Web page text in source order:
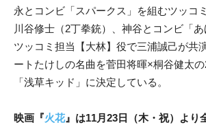
永とコンビ「スパークス」を組むツッコ
川谷修士（2丁拳銃）、神谷とコンビ「
ツッコミ担当【大林】役で三浦誠己が共
ートたけしの名曲を菅田将暉×桐谷健太
「浅草キッド」に決定している。
映画『火花』は11月23日（木・祝）より